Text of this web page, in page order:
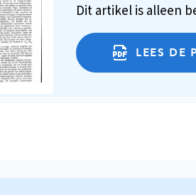
Dit artikel is alleen
LEES DE